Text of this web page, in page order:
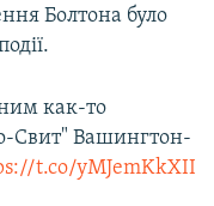
Болтона було
как-то
Свит" Вашингтон-
t.co/yMJemKkXII